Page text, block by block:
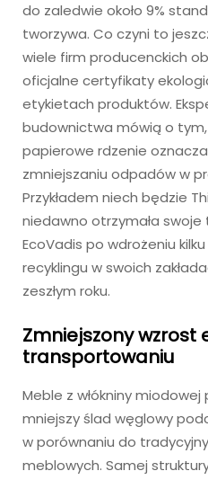
do zaledwie około 9%
tworzywa. Co czyni to
wiele firm producenckich
oficjalne certyfikaty
etykietach produktów.
budownictwa mówią o
papierowe rdzenie
zmniejszaniu odpadów w
Przykładem niech będzie
niedawno otrzymała
EcoVadis po wdrożeniu
recyklingu w swoich
zeszłym roku.
Zmniejszony wzrost
transportowaniu
Meble z włókniny
mniejszy ślad węglowy
w porównaniu do
meblowych. Samej